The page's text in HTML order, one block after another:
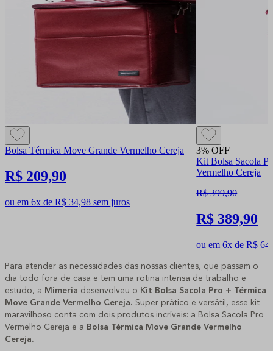
Bolsa Térmica Move Grande Vermelho Cereja
R$ 209,90
ou em 6x de R$ 34,98 sem juros
3% OFF
Kit Bolsa Sacola
Vermelho Cereja
R$ 399,90
R$ 389,90
ou em 6x de R$
Para atender as necessidades das nossas clientes, que passam o
dia todo fora de casa e tem uma rotina intensa de trabalho e
estudo, a Mimeria desenvolveu o Kit Bolsa Sacola Pro + Térmica
Move Grande Vermelho Cereja. Super prático e versátil, esse kit
maravilhoso conta com dois produtos incríveis: a Bolsa Sacola Pro
Vermelho Cereja e a Bolsa Térmica Move Grande Vermelho
Cereja.